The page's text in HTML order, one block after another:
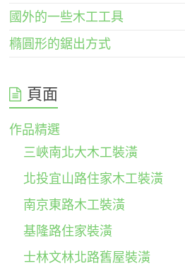
國外的一些木工工具
橢圓形的鋸出方式
頁面
作品精選
三峽南北大木工裝潢
北投宜山路住家木工裝潢
南京東路木工裝潢
基隆路住家裝潢
士林文林北路舊屋裝潢